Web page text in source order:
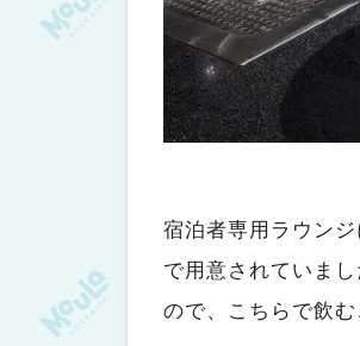
宿泊者専用ラウン
で用意されていま
ので、こちらで飲